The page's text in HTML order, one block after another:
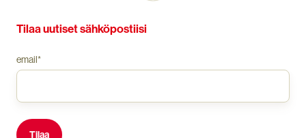
Tilaa uutiset sähköpostiisi
email*